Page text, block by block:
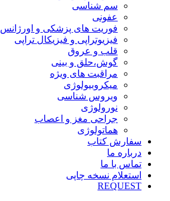
سم شناسی
عفونی
فوریت های پزشکی و اورژانس
فیزیوتراپی و فیزیکال تراپی
قلب و عروق
گوش،حلق و بینی
مراقبت های ویژه
میکروبیولوژی
ویروس شناسی
نورولوژی
جراحی مغز و اعصاب
هماتولوژی
سفارش کتاب
درباره ما
تماس با ما
استعلام نسخه چاپی
REQUEST